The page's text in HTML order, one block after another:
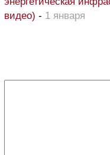
видео) - 1 января